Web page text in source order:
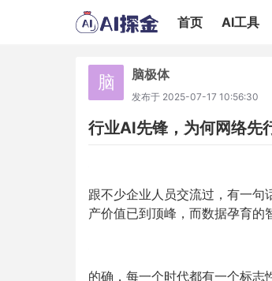
首页 AI工具
脑 脑极体
发布于 2025-07-17 10:56:30
行业AI先锋，为何网络先
跟不少企业人员交流过，有一
产价值已到顶峰，而数据孕育的
的确，每一个时代都有一个标志